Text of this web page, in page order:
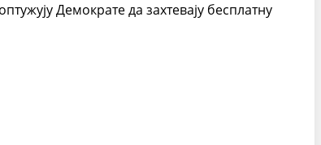
Демократе да захтевају бесплатну